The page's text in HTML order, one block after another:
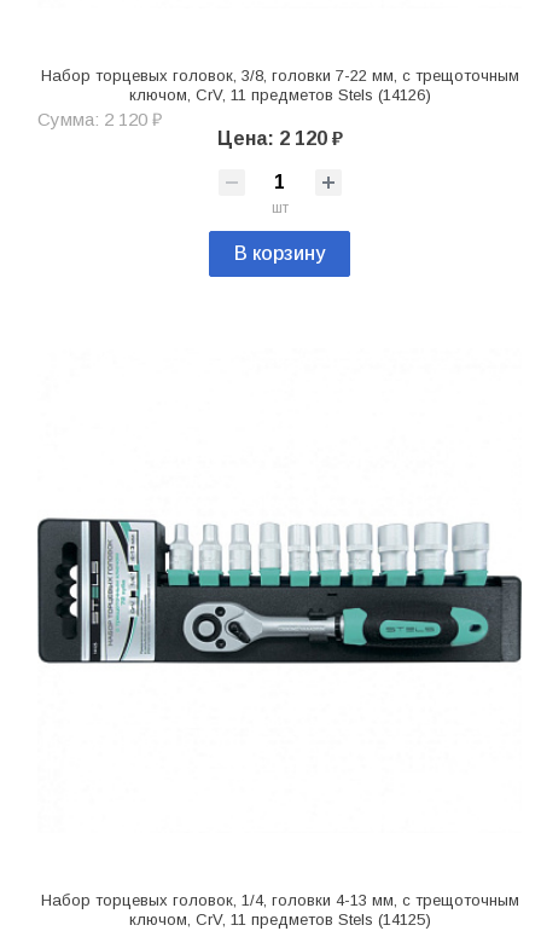
Набор торцевых головок, 3/8, головки 7-22 мм, с трещоточным
ключом, CrV, 11 предметов Stels (14126)
Сумма: 2 120 ₽
Цена: 2 120 ₽
шт
В корзину
Набор торцевых головок, 1/4, головки 4-13 мм, с трещоточным
ключом, CrV, 11 предметов Stels (14125)